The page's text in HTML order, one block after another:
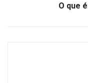
O que